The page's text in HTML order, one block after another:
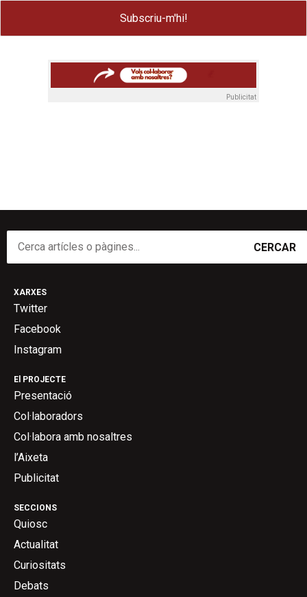
Publicitat
CERCAR
SECCIONS
Quiosc
Actualitat
Curiositats
Debats
El PROJECTE
Presentació
Col·laboradors
Col·labora amb nosaltres
l’Aixeta
Publicitat
XARXES
Twitter
Facebook
Instagram